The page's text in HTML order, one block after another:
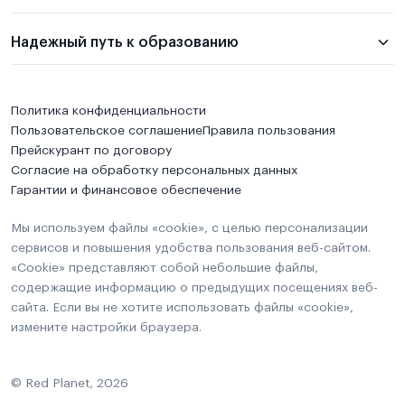
Надежный путь к образованию
Политика конфиденциальности
Пользовательское соглашениеПравила пользования
Прейскурант по договору
Согласие на обработку персональных данных
Гарантии и финансовое обеспечение
Мы используем файлы «cookie», с целью персонализации
сервисов и повышения удобства пользования веб-сайтом.
«Cookie» представляют собой небольшие файлы,
содержащие информацию о предыдущих посещениях веб-
сайта. Если вы не хотите использовать файлы «cookie»,
измените настройки браузера.
© Red Planet, 2026